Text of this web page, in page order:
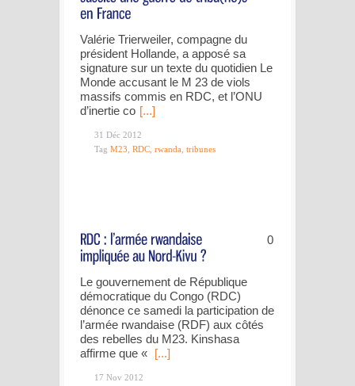
Valérie Trierweiler, compagne du
président Hollande, a apposé sa
signature sur un texte du quotidien Le
Monde accusant le M 23 de viols
massifs commis en RDC, et l’ONU
d’inertie co [...]
31 Déc 2012
Tag M23, RDC, rwanda, tribunes
0
Le gouvernement de République
démocratique du Congo (RDC)
dénonce ce samedi la participation de
l’armée rwandaise (RDF) aux côtés
des rebelles du M23. Kinshasa
affirme que « [...]
17 Nov 2012